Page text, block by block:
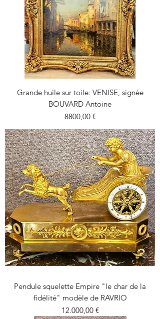
Grande huile sur toile: VENISE, signée
BOUVARD Antoine
Precio
8800,00 €
Pendule squelette Empire "le char de la
fidélité" modèle de RAVRIO
Precio
12.000,00 €